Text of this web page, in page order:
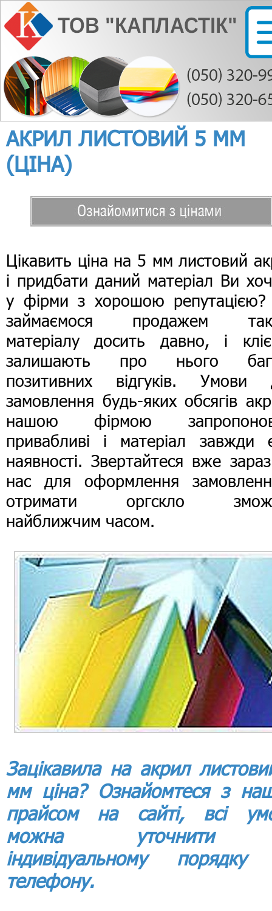
АКРИЛ ЛИСТОВИЙ 5 ММ
(ЦІНА)
Цікавить ціна на 5 мм листовий
і придбати даний матеріал Ви
у фірми з хорошою
займаємося продажем
матеріалу досить давно, і
залишають про нього
позитивних відгуків. Умови
замовлення будь-яких обсягів
нашою фірмою
привабливі і матеріал
наявності. Звертайтеся вже
нас для оформлення
отримати оргскло
найближчим часом.
Зацікавила на акрил
мм ціна? Ознайомтеся з
прайсом на сайті, всі
можна
індивідуальному
телефону.